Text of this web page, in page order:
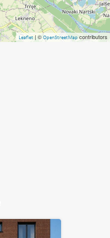
Leaflet| © OpenStreetMap contributors